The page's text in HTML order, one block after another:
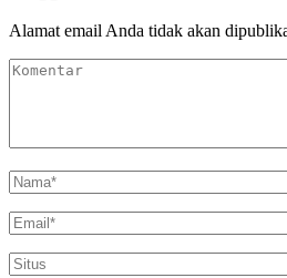
Alamat email Anda tidak akan